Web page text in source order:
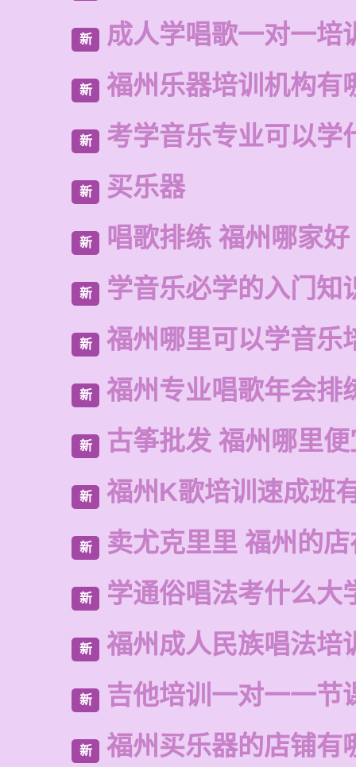
新 成人学唱歌一对一培
新 福州乐器培训机构有
新 考学音乐专业可以学
新 买乐器
新 唱歌排练 福州哪家好
新 学音乐必学的入门知
新 福州哪里可以学音乐
新 福州专业唱歌年会排
新 古筝批发 福州哪里
新 福州K歌培训速成班
新 卖尤克里里 福州的
新 学通俗唱法考什么大
新 福州成人民族唱法培
新 吉他培训一对一一节
新 福州买乐器的店铺有